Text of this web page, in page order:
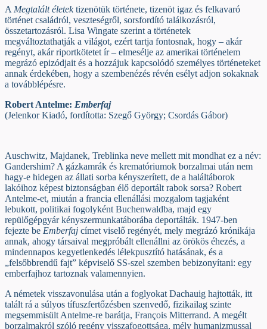
A Megtalált életektizenötük története, tizenöt igaz és felkavaró
történet családról, veszteségről, sorsfordító találkozásról,
összetartozásról. Lisa Wingate szerint a történetek
megváltoztathatják a világot, ezért tartja fontosnak, hogy – akár
regényt, akár riportkötetet ír – elmesélje az amerikai történelem
megrázó epizódjait és a hozzájuk kapcsolódó személyes történeteket
annak érdekében, hogy a szembenézés révén esélyt adjon sokaknak
a továbblépésre.
Robert Antelme: Emberfaj
(Jelenkor Kiadó, fordította: Szegő György; Csordás Gábor)
Auschwitz, Majdanek, Treblinka neve mellett mit mondhat ez a név:
Gandershim? A gázkamrák és krematóriumok borzalmai után nem
hagy-e hidegen az állati sorba kényszerített, de a haláltáborok
lakóihoz képest biztonságban élő deportált rabok sorsa? Robert
Antelme-et, miután a francia ellenállási mozgalom tagjaként
lebukott, politikai fogolyként Buchenwaldba, majd egy
repülőgépgyár kényszermunkatáborába deportálták. 1947-ben
fejezte be Emberfaj címet viselő regényét, mely megrázó krónikája
annak, ahogy társaival megpróbált ellenállni az örökös éhezés, a
mindennapos kegyetlenkedés lélekpusztító hatásának, és a
„felsőbbrendű fajt” képviselő SS-szel szemben bebizonyítani: egy
emberfajhoz tartoznak valamennyien.
A németek visszavonulása után a foglyokat Dachauig hajtották, itt
talált rá a súlyos tífuszfertőzésben szenvedő, fizikailag szinte
megsemmisült Antelme-re barátja, François Mitterrand. A megélt
borzalmakról szóló regény visszafogottsága, mély humanizmussal